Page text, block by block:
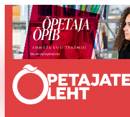
Liigu
sisu
juurde